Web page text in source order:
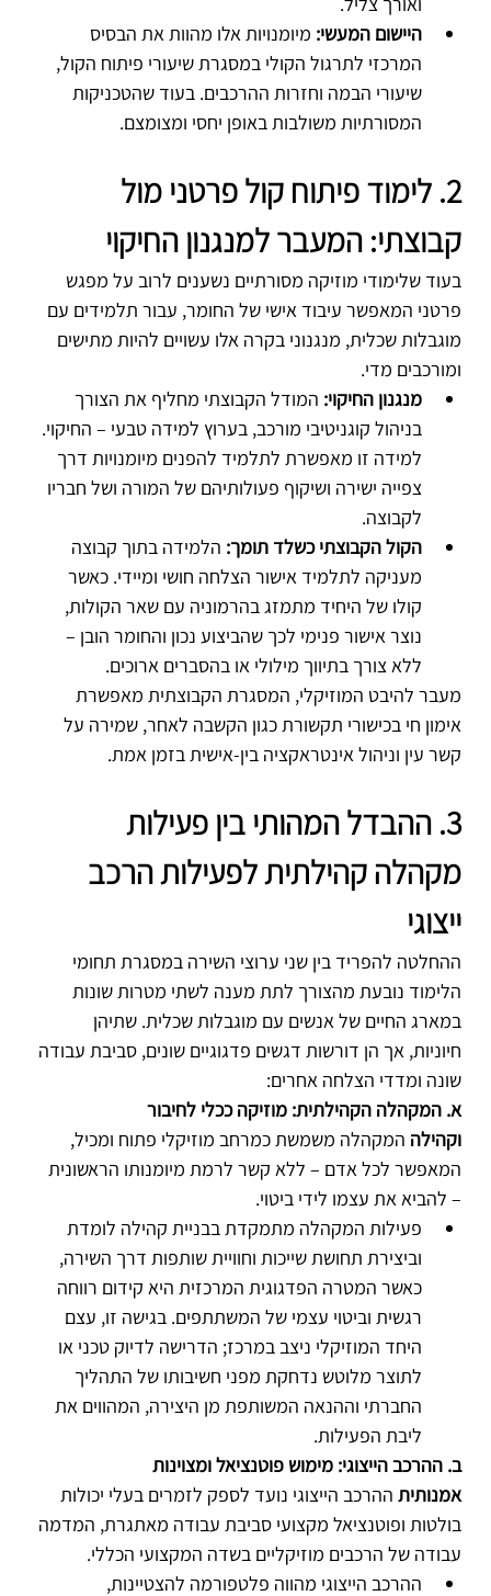
היישום המעשי: מיומנויות אלו מהוות את הבסיס
המרכזי לתרגול הקולי במסגרת שיעורי פיתוח הקול,
שיעורי הבמה וחזרות ההרכבים. בעוד שהטכניקות
המסורתיות משולבות באופן יחסי ומצומצם.
2. לימוד פיתוח קול פרטני מול
קבוצתי: המעבר למנגנון החיקוי
בעוד שלימודי מוזיקה מסורתיים נשענים לרוב על מפגש
פרטני המאפשר עיבוד אישי של החומר, עבור תלמידים עם
מוגבלות שכלית, מנגנוני בקרה אלו עשויים להיות מתישים
ומורכבים מדי.
מנגנון החיקוי: המודל הקבוצתי מחליף את הצורך
בניהול קוגניטיבי מורכב, בערוץ למידה טבעי – החיקוי.
למידה זו מאפשרת לתלמיד להפנים מיומנויות דרך
צפייה ישירה ושיקוף פעולותיהם של המורה ושל חבריו
לקבוצה.
הקול הקבוצתי כשלד תומך: הלמידה בתוך קבוצה
מעניקה לתלמיד אישור הצלחה חושי ומיידי. כאשר
קולו של היחיד מתמזג בהרמוניה עם שאר הקולות,
נוצר אישור פנימי לכך שהביצוע נכון והחומר הובן –
ללא צורך בתיווך מילולי או בהסברים ארוכים.
מעבר להיבט המוזיקלי, המסגרת הקבוצתית מאפשרת
אימון חי בכישורי תקשורת כגון הקשבה לאחר, שמירה על
קשר עין וניהול אינטראקציה בין-אישית בזמן אמת.
3. ההבדל המהותי בין פעילות
מקהלה קהילתית לפעילות הרכב
ייצוגי
ההחלטה להפריד בין שני ערוצי השירה במסגרת תחומי
הלימוד נובעת מהצורך לתת מענה לשתי מטרות שונות
במארג החיים של אנשים עם מוגבלות שכלית. שתיהן
חיוניות, אך הן דורשות דגשים פדגוגיים שונים, סביבת עבודה
שונה ומדדי הצלחה אחרים:
א. המקהלה הקהילתית: מוזיקה ככלי לחיבור
וקהילה המקהלה משמשת כמרחב מוזיקלי פתוח ומכיל,
המאפשר לכל אדם – ללא קשר לרמת מיומנותו הראשונית
– להביא את עצמו לידי ביטוי.
פעילות המקהלה מתמקדת בבניית קהילה לומדת
וביצירת תחושת שייכות וחוויית שותפות דרך השירה,
כאשר המטרה הפדגוגית המרכזית היא קידום רווחה
רגשית וביטוי עצמי של המשתתפים. בגישה זו, עצם
היחד המוזיקלי ניצב במרכז; הדרישה לדיוק טכני או
לתוצר מלוטש נדחקת מפני חשיבותו של התהליך
החברתי וההנאה המשותפת מן היצירה, המהווים את
ליבת הפעילות.
ב. ההרכב הייצוגי: מימוש פוטנציאל ומצוינות
אמנותית ההרכב הייצוגי נועד לספק לזמרים בעלי יכולות
בולטות ופוטנציאל מקצועי סביבת עבודה מאתגרת, המדמה
עבודה של הרכבים מוזיקליים בשדה המקצועי הכללי.
ההרכב הייצוגי מהווה פלטפורמה להצטיינות,